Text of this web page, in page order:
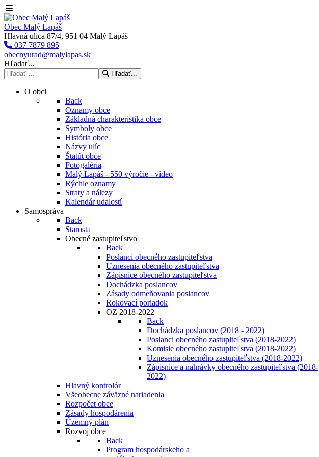
Obec Malý Lapáš
Hlavná ulica 87/4, 951 04 Malý Lapáš
037 7879 895
obecnyurad@malylapas.sk
Hľadať...
Hľadať...
O obci
Back
Oznamy obce
Základná charakteristika obce
Symboly obce
História obce
Názvy ulíc
Štatút obce
Fotogaléria
Malý Lapáš - 550 výročie - video
Rýchle oznamy
Straty a nálezy
Kalendár udalostí
Samospráva
Back
Starosta
Obecné zastupiteľstvo
Back
Poslanci obecného zastupiteľstva
Uznesenia obecného zastupiteľstva
Zápisnice obecného zastupiteľstva
Dochádzka poslancov
Zásady odmeňovania poslancov
Rokovací poriadok
OZ 2018-2022
Back
Dochádzka poslancov (2018 - 2022)
Poslanci obecného zastupiteľstva (2018-2022)
Komisie obecného zastupiteľstva (2018-2022)
Uznesenia obecného zastupiteľstva (2018-2022)
Zápisnice a nahrávky obecného zastupiteľstva (2018-
2022)
Hlavný kontrolór
Všeobecne záväzné nariadenia
Rozpočet obce
Zásady hospodárenia
Územný plán
Rozvoj obce
Back
Program hospodárskeho a